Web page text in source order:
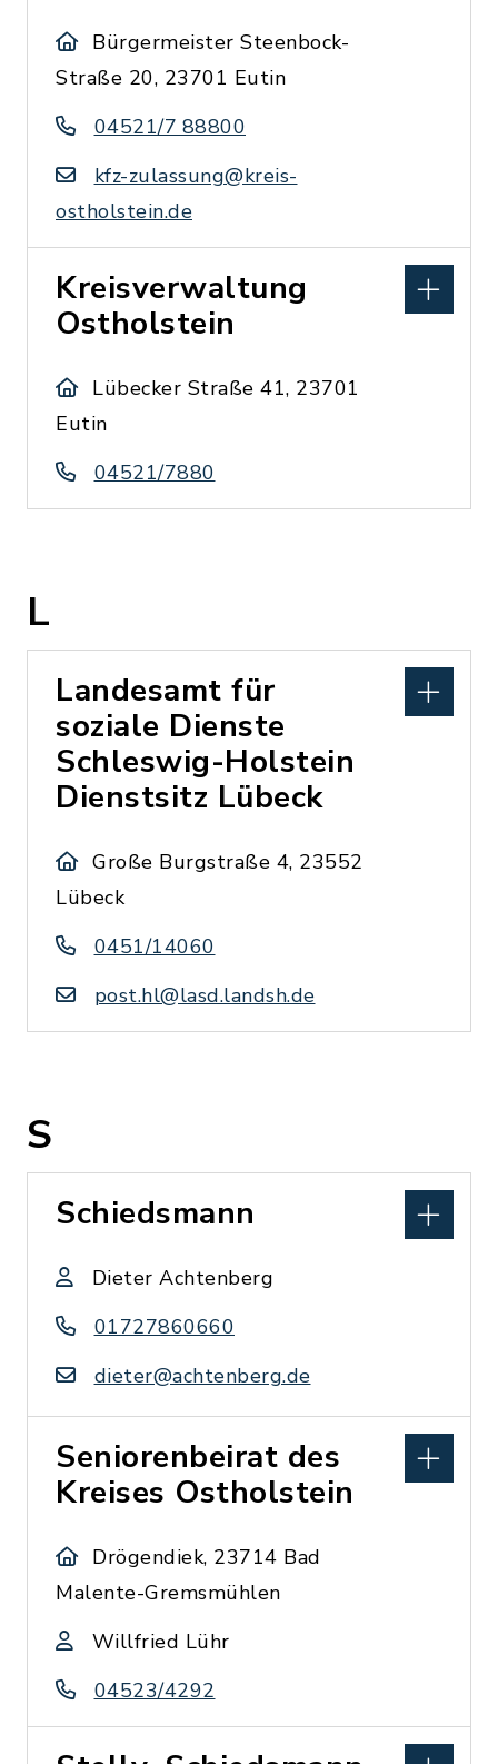
Bürgermeister Steenbock-
Straße 20, 23701 Eutin
04521/7 88800
kfz-zulassung@kreis-
ostholstein.de
Kreisverwaltung
Ostholstein
Lübecker Straße 41, 23701
Eutin
04521/7880
L
Landesamt für
soziale Dienste
Schleswig-Holstein
Dienstsitz Lübeck
Große Burgstraße 4, 23552
Lübeck
0451/14060
post.hl@lasd.landsh.de
S
Schiedsmann
Dieter Achtenberg
01727860660
dieter@achtenberg.de
Seniorenbeirat des
Kreises Ostholstein
Drögendiek, 23714 Bad
Malente-Gremsmühlen
Willfried Lühr
04523/4292